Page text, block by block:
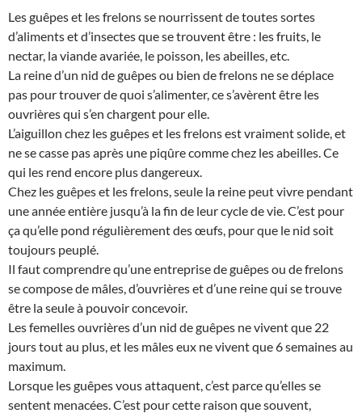
Les guêpes et les frelons se nourrissent de toutes sortes
d’aliments et d’insectes que se trouvent être : les fruits, le
nectar, la viande avariée, le poisson, les abeilles, etc.
La reine d’un nid de guêpes ou bien de frelons ne se déplace
pas pour trouver de quoi s’alimenter, ce s’avèrent être les
ouvrières qui s’en chargent pour elle.
L’aiguillon chez les guêpes et les frelons est vraiment solide, et
ne se casse pas après une piqûre comme chez les abeilles. Ce
qui les rend encore plus dangereux.
Chez les guêpes et les frelons, seule la reine peut vivre pendant
une année entière jusqu’à la fin de leur cycle de vie. C’est pour
ça qu’elle pond régulièrement des œufs, pour que le nid soit
toujours peuplé.
Il faut comprendre qu’une entreprise de guêpes ou de frelons
se compose de mâles, d’ouvrières et d’une reine qui se trouve
être la seule à pouvoir concevoir.
Les femelles ouvrières d’un nid de guêpes ne vivent que 22
jours tout au plus, et les mâles eux ne vivent que 6 semaines au
maximum.
Lorsque les guêpes vous attaquent, c’est parce qu’elles se
sentent menacées. C’est pour cette raison que souvent,